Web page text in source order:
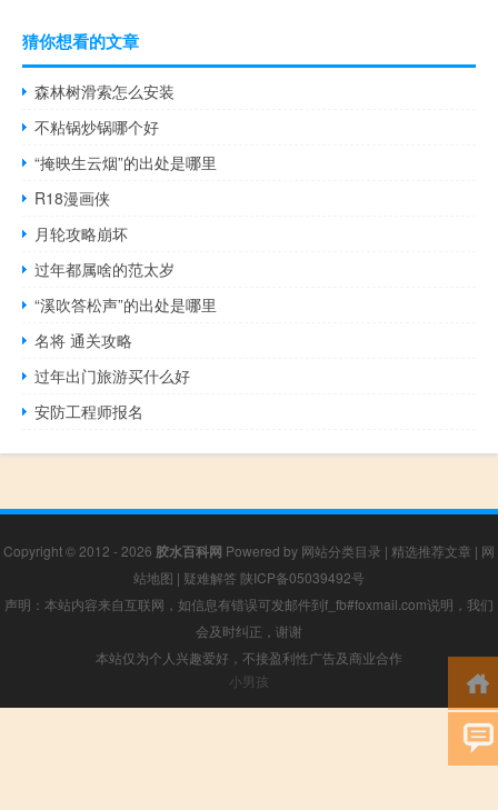
猜你想看的文章
森林树滑索怎么安装
不粘锅炒锅哪个好
“掩映生云烟”的出处是哪里
R18漫画侠
月轮攻略崩坏
过年都属啥的范太岁
“溪吹答松声”的出处是哪里
名将 通关攻略
过年出门旅游买什么好
安防工程师报名
Copyright © 2012 - 2026 胶水百科网 Powered by 网站分类目录 | 精选推荐文章 | 网
站地图 | 疑难解答 陕ICP备05039492号
声明：本站内容来自互联网，如信息有错误可发邮件到f_fb#foxmail.com说明，我们
会及时纠正，谢谢
本站仅为个人兴趣爱好，不接盈利性广告及商业合作
小男孩